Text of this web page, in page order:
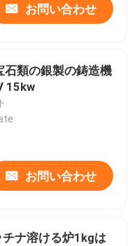
お問い合わせ
類の銀製の鋳造機
15kw
お問い合わせ
ナ溶ける炉1kgは